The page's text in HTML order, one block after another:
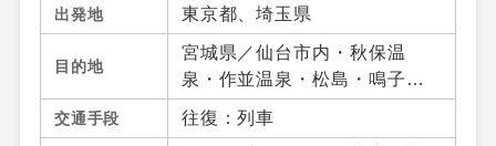
出発地 東京都、埼玉県
目的地
宮城県／仙台市内・秋保温
泉・作並温泉・松島・鳴子温
泉郷・宮城蔵王・白石・笹
谷・南三陸・気仙沼・宮城県
交通手段 往復：列車